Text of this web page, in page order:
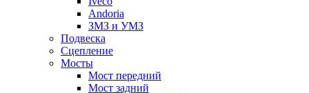
Andoria
ЗМЗ и УМЗ
Подвеска
Сцепление
Мосты
Мост передний
Мост задний